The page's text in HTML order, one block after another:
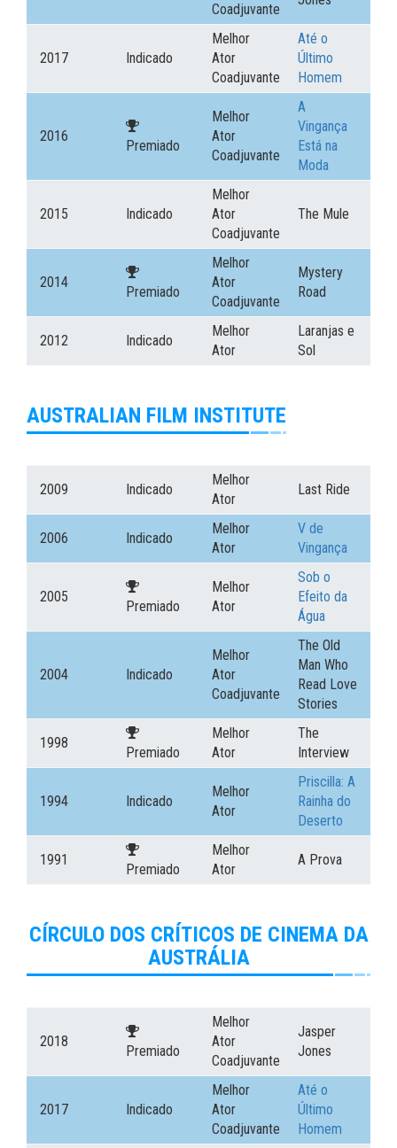
Coadjuvante
2017 Indicado
Melhor
Ator
Coadjuvante
Até o
Último
Homem
2016
Premiado
Melhor
Ator
Coadjuvante
A
Vingança
Está na
Moda
2015 Indicado
Melhor
Ator
Coadjuvante
The Mule
2014
Premiado
Melhor
Ator
Coadjuvante
Mystery
Road
2012 Indicado
Melhor
Ator
Laranjas e
Sol
AUSTRALIAN FILM INSTITUTE
2009 Indicado
Melhor
Ator
Last Ride
2006 Indicado
Melhor
Ator
V de
Vingança
2005
Premiado
Melhor
Ator
Sob o
Efeito da
Água
2004 Indicado
Melhor
Ator
Coadjuvante
The Old
Man Who
Read Love
Stories
1998
Premiado
Melhor
Ator
The
Interview
1994 Indicado
Melhor
Ator
Priscilla: A
Rainha do
Deserto
1991
Premiado
Melhor
Ator
A Prova
CÍRCULO DOS CRÍTICOS DE CINEMA DA
AUSTRÁLIA
2018
Premiado
Melhor
Ator
Coadjuvante
Jasper
Jones
2017 Indicado
Melhor
Ator
Coadjuvante
Até o
Último
Homem